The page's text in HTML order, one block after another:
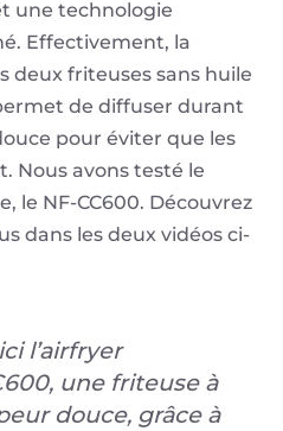
une technologie
Effectivement, la
deux friteuses sans huile
de diffuser durant
pour éviter que les
Nous avons testé le
le NF-CC600. Découvrez
dans les deux vidéos ci-
l’airfryer
une friteuse à
douce, grâce à